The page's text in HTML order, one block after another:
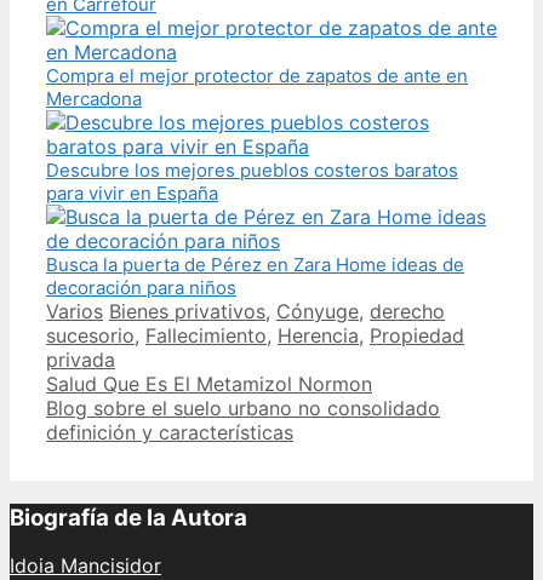
Compra el mejor protector de zapatos de ante en
Mercadona
Descubre los mejores pueblos costeros baratos
para vivir en España
Busca la puerta de Pérez en Zara Home ideas de
decoración para niños
Categories
Varios Tags
Bienes privativos, Cónyuge, derecho
sucesorio, Fallecimiento, Herencia, Propiedad
privada
Post
navigation
Salud Que Es El Metamizol Normon
Blog sobre el suelo urbano no consolidado
definición y características
Biografía de la Autora
Idoia Mancisidor